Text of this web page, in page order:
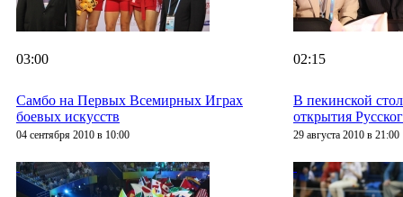
03:00
Самбо на Первых Всемирных Играх
боевых искусств
04 сентября 2010 в 10:00
02:15
В пекинской
открытия
29 августа 2010 в 21:00